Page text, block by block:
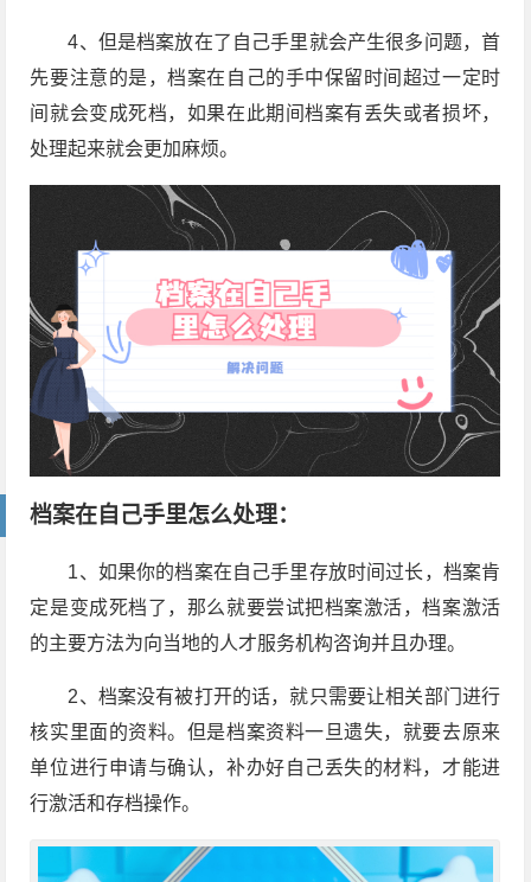
4、但是档案放在了自己手里就会产生很多问题，首
先要注意的是，档案在自己的手中保留时间超过一定时
间就会变成死档，如果在此期间档案有丢失或者损坏，
处理起来就会更加麻烦。
档案在自己手里怎么处理：
1、如果你的档案在自己手里存放时间过长，档案肯
定是变成死档了，那么就要尝试把档案激活，档案激活
的主要方法为向当地的人才服务机构咨询并且办理。
2、档案没有被打开的话，就只需要让相关部门进行
核实里面的资料。但是档案资料一旦遗失，就要去原来
单位进行申请与确认，补办好自己丢失的材料，才能进
行激活和存档操作。